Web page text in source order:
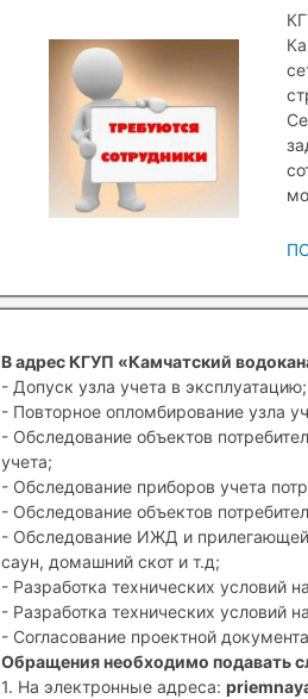
В адрес КГУП «Камчатский
- Допуск узла учета в эксплуатацию;
- Повторное опломбирование узла
- Обследование объектов
учета;
- Обследование приборов учета
- Обследование объектов
- Обследование ИЖД и прилегающей
саун, домашний скот и т.д;
- Разработка технических условий
- Разработка технических условий
- Согласование проектной
Обращения необходимо подавать
1. На электронные адреса: